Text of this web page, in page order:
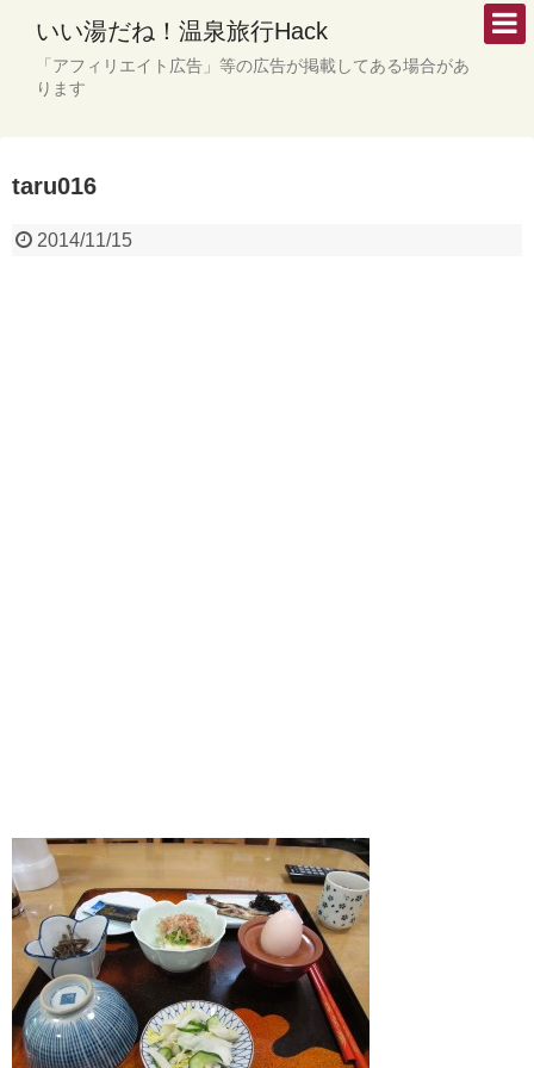
いい湯だね！温泉旅行Hack
「アフィリエイト広告」等の広告が掲載してある場合があ
ります
taru016
2014/11/15